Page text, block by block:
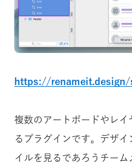
https://
複数のアートボードやレイ
るプラグインです。デザ
イルを見るであろうチー